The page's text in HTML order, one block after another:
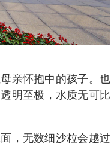
亲怀抱中的孩子。也
明至极，水质无可比
，无数细沙粒会越过